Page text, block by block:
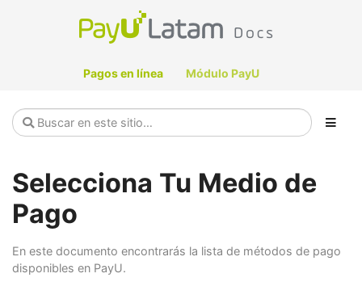
Pagos en línea Módulo PayU
Selecciona Tu Medio de
Pago
En este documento encontrarás la lista de métodos de pago
disponibles en PayU.